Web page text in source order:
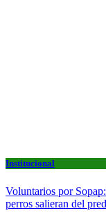
Institucional
Voluntarios por
perros salieran del